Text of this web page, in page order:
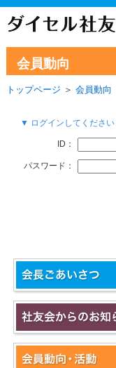
会員動向
トップページ ＞ 会員動向
▼ ログインしてください
ID：
パスワード：